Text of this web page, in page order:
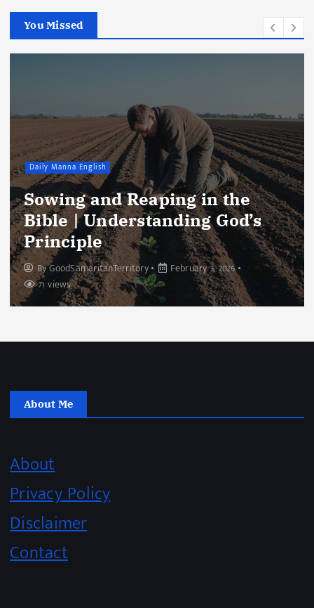
You Missed
Daily Manna English
Sowing and Reaping in the
Bible | Understanding God’s
Principle
ByGoodSamaritanTerritory
February 3, 2026
71 views
About Me
About
Privacy Policy
Disclaimer
Contact